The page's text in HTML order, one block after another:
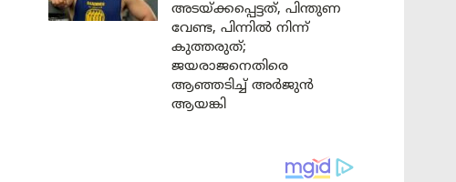
അടയ്ക്കപ്പെട്ടത്, പിന്തുണ
വേണ്ട, പിന്നിൽ നിന്ന്
കുത്തരുത്;
ജയരാജനെതിരെ
ആഞ്ഞടിച്ച് അർജുൻ
ആയങ്കി